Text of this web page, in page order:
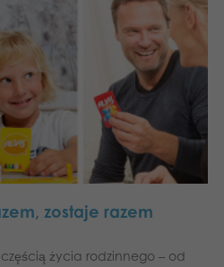
zostaje razem
życia rodzinnego – od